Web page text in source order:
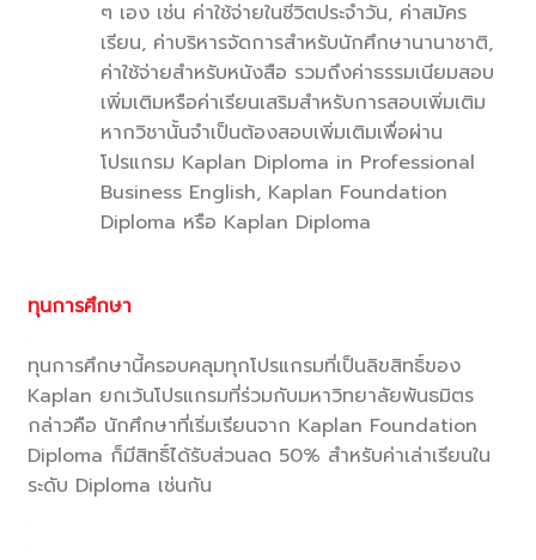
ๆ เอง เช่น ค่าใช้จ่ายในชีวิตประจำวัน, ค่าสมัคร
เรียน, ค่าบริหารจัดการสำหรับนักศึกษานานาชาติ,
ค่าใช้จ่ายสำหรับหนังสือ รวมถึงค่าธรรมเนียมสอบ
เพิ่มเติมหรือค่าเรียนเสริมสำหรับการสอบเพิ่มเติม
หากวิชานั้นจำเป็นต้องสอบเพิ่มเติมเพื่อผ่าน
โปรแกรม Kaplan Diploma in Professional
Business English, Kaplan Foundation
Diploma หรือ Kaplan Diploma
ทุนการศึกษา
ทุนการศึกษานี้ครอบคลุมทุกโปรแกรมที่เป็นลิขสิทธิ์ของ
Kaplan ยกเว้นโปรแกรมที่ร่วมกับมหาวิทยาลัยพันธมิตร
กล่าวคือ นักศึกษาที่เริ่มเรียนจาก Kaplan Foundation
Diploma ก็มีสิทธิ์ได้รับส่วนลด 50% สำหรับค่าเล่าเรียนใน
ระดับ Diploma เช่นกัน